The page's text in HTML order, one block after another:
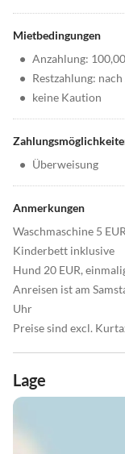
Mietbedingungen
• Anzahlung:
• Restzahlung:
• keine Kaution
• Überweisung
Anmerkungen
Waschmaschine 5
Kinderbett inklusive
Hund 20 EUR,
Anreisen ist am
Uhr
Preise sind excl.
Lage